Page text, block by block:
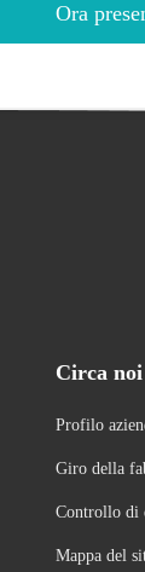
Ora
Circa noi
Profilo
Giro della
Controllo di
Mappa del